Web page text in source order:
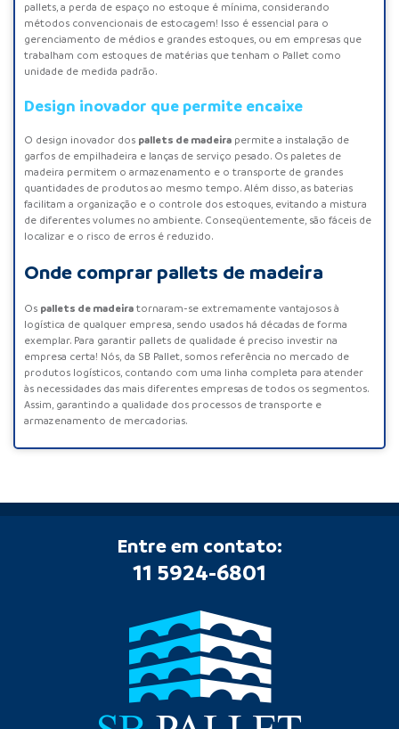
pallets, a perda de espaço no estoque é mínima, considerando
métodos convencionais de estocagem! Isso é essencial para o
gerenciamento de médios e grandes estoques, ou em empresas que
trabalham com estoques de matérias que tenham o Pallet como
unidade de medida padrão.
Design inovador que permite encaixe
O design inovador dos pallets de madeira permite a instalação de
garfos de empilhadeira e lanças de serviço pesado. Os paletes de
madeira permitem o armazenamento e o transporte de grandes
quantidades de produtos ao mesmo tempo. Além disso, as baterias
facilitam a organização e o controle dos estoques, evitando a mistura
de diferentes volumes no ambiente. Conseqüentemente, são fáceis de
localizar e o risco de erros é reduzido.
Onde comprar pallets de madeira
Os pallets de madeira tornaram-se extremamente vantajosos à
logística de qualquer empresa, sendo usados há décadas de forma
exemplar. Para garantir pallets de qualidade é preciso investir na
empresa certa! Nós, da SB Pallet, somos referência no mercado de
produtos logísticos, contando com uma linha completa para atender
às necessidades das mais diferentes empresas de todos os segmentos.
Assim, garantindo a qualidade dos processos de transporte e
armazenamento de mercadorias.
Entre em contato:
11 5924-6801